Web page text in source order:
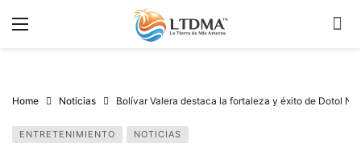
Home Noticias Bolívar Valera destaca la fortaleza y éxito de Dotol
ENTRETENIMIENTO NOTICIAS